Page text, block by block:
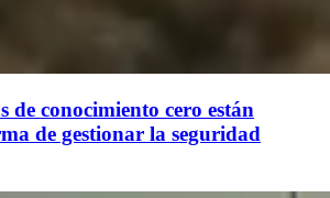
de conocimiento cero están
de gestionar la seguridad